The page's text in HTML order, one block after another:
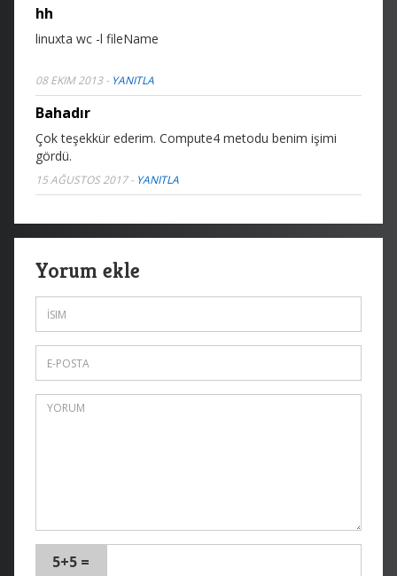
hh
linuxta wc -l fileName
08 EKIM 2013- YANITLA
Bahadır
Çok teşekkür ederim. Compute4 metodu benim işimi
gördü.
15 AĞUSTOS 2017- YANITLA
Yorum ekle
5+5 =